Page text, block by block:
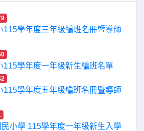
115學年度三年級編班名冊暨導師
115學年度一年級新生編班名單
115學年度五年級編班名冊暨導師
小學 115學年度一年級新生入學